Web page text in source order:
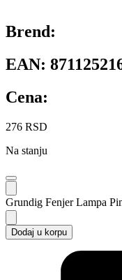
Brend:
EAN:
Cena:
276 RSD
Na stanju
Grundig Fenjer Lampa
Dodaj u korpu